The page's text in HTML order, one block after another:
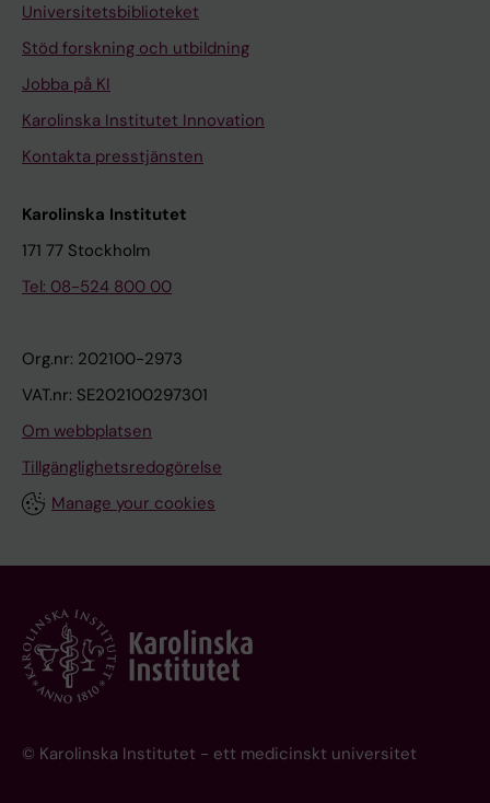
Universitetsbiblioteket
Stöd forskning och utbildning
Jobba på KI
Karolinska Institutet Innovation
Kontakta presstjänsten
Karolinska Institutet
171 77 Stockholm
Tel: 08-524 800 00
Org.nr: 202100-2973
VAT.nr: SE202100297301
Om webbplatsen
Tillgänglighetsredogörelse
Manage your cookies
© Karolinska Institutet - ett medicinskt universitet